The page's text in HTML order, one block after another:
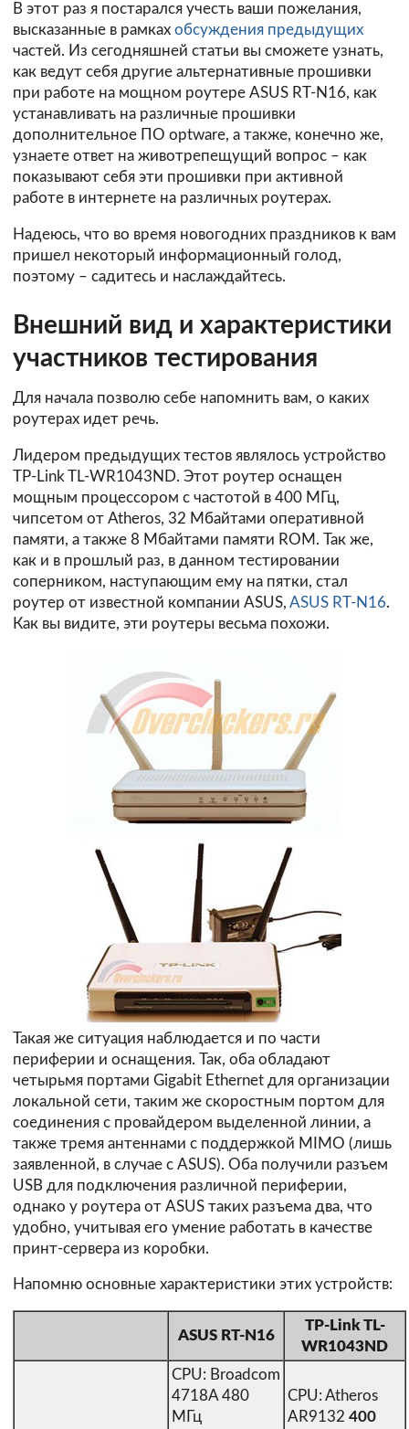
В этот раз я постарался учесть ваши пожелания,
высказанные в рамках обсуждения предыдущих
частей. Из сегодняшней статьи вы сможете узнать,
как ведут себя другие альтернативные прошивки
при работе на мощном роутере ASUS RT-N16, как
устанавливать на различные прошивки
дополнительное ПО optware, а также, конечно же,
узнаете ответ на животрепещущий вопрос – как
показывают себя эти прошивки при активной
работе в интернете на различных роутерах.
Надеюсь, что во время новогодних праздников к вам
пришел некоторый информационный голод,
поэтому – садитесь и наслаждайтесь.
Внешний вид и характеристики
участников тестирования
Для начала позволю себе напомнить вам, о каких
роутерах идет речь.
Лидером предыдущих тестов являлось устройство
TP-Link TL-WR1043ND. Этот роутер оснащен
мощным процессором с частотой в 400 МГц,
чипсетом от Atheros, 32 Мбайтами оперативной
памяти, а также 8 Мбайтами памяти ROM. Так же,
как и в прошлый раз, в данном тестировании
соперником, наступающим ему на пятки, стал
роутер от известной компании ASUS, ASUS RT-N16.
Как вы видите, эти роутеры весьма похожи.
Такая же ситуация наблюдается и по части
периферии и оснащения. Так, оба обладают
четырьмя портами Gigabit Ethernet для организации
локальной сети, таким же скоростным портом для
соединения с провайдером выделенной линии, а
также тремя антеннами с поддержкой MIMO (лишь
заявленной, в случае с ASUS). Оба получили разъем
USB для подключения различной периферии,
однако у роутера от ASUS таких разъема два, что
удобно, учитывая его умение работать в качестве
принт-сервера из коробки.
Напомню основные характеристики этих устройств:
ASUS RT-N16
TP-Link TL-
WR1043ND
CPU: Broadcom
4718A 480
МГц
CPU: Atheros
AR9132 400